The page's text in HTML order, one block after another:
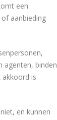
een
aanbieding
agenten, binden
akkoord is
en kunnen